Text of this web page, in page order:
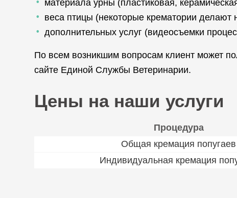
материала урны (пластиковая,
веса птицы (некоторые крематории делают
дополнительных услуг (видеосъемки
По всем возникшим вопросам клиент может
сайте Единой Службы Ветеринарии.
Цены на наши услуги
Процедура
Общая кремация попугаев
Индивидуальная кремация